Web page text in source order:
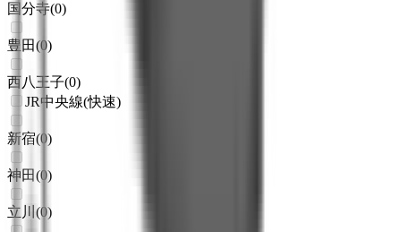
国分寺(0)
豊田(0)
西八王子(0)
JR中央線(快速)
新宿(0)
神田(0)
立川 (0)